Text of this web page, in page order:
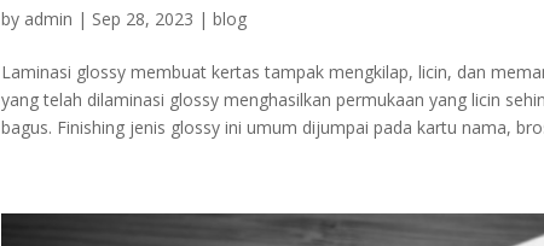
by admin | Sep 28, 2023 | blog
Laminasi glossy membuat kertas tampak mengkilap, licin, dan
yang telah dilaminasi glossy menghasilkan permukaan yang licin
bagus. Finishing jenis glossy ini umum dijumpai pada kartu nama,